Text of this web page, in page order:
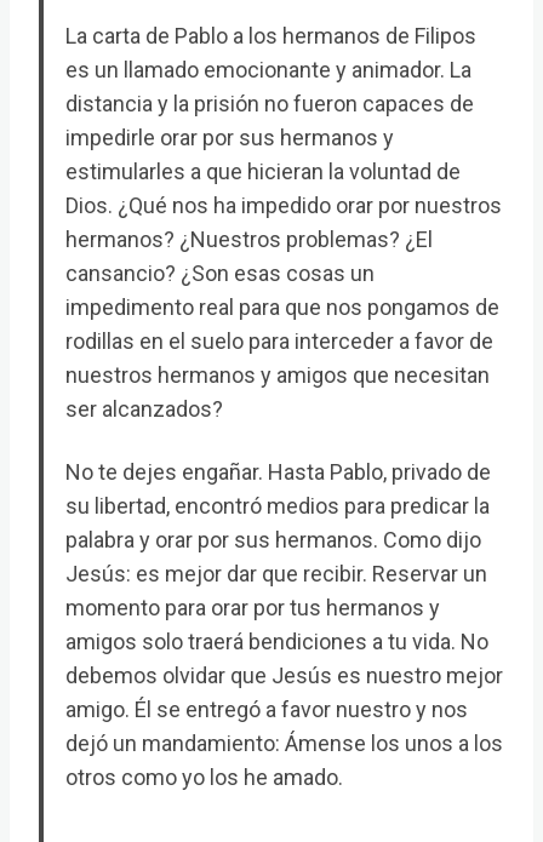
La carta de Pablo a los hermanos de Filipos
es un llamado emocionante y animador. La
distancia y la prisión no fueron capaces de
impedirle orar por sus hermanos y
estimularles a que hicieran la voluntad de
Dios. ¿Qué nos ha impedido orar por nuestros
hermanos? ¿Nuestros problemas? ¿El
cansancio? ¿Son esas cosas un
impedimento real para que nos pongamos de
rodillas en el suelo para interceder a favor de
nuestros hermanos y amigos que necesitan
ser alcanzados?
No te dejes engañar. Hasta Pablo, privado de
su libertad, encontró medios para predicar la
palabra y orar por sus hermanos. Como dijo
Jesús: es mejor dar que recibir. Reservar un
momento para orar por tus hermanos y
amigos solo traerá bendiciones a tu vida. No
debemos olvidar que Jesús es nuestro mejor
amigo. Él se entregó a favor nuestro y nos
dejó un mandamiento: Ámense los unos a los
otros como yo los he amado.